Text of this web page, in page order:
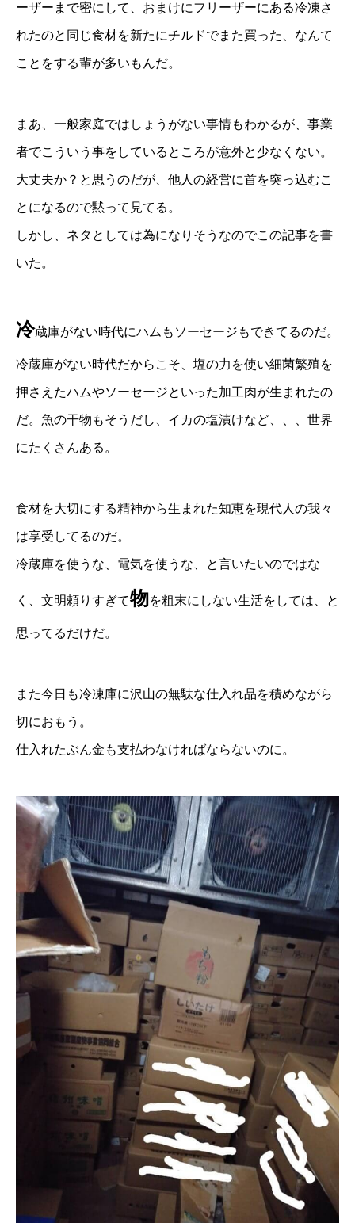
ーザーまで密にして、おまけにフリーザーにある冷凍さ
れたのと同じ食材を新たにチルドでまた買った、なんて
ことをする輩が多いもんだ。
まあ、一般家庭ではしょうがない事情もわかるが、事業
者でこういう事をしているところが意外と少なくない。
大丈夫か？と思うのだが、他人の経営に首を突っ込むこ
とになるので黙って見てる。
しかし、ネタとしては為になりそうなのでこの記事を書
いた。
冷蔵庫がない時代にハムもソーセージもできてるのだ。
冷蔵庫がない時代だからこそ、塩の力を使い細菌繁殖を
押さえたハムやソーセージといった加工肉が生まれたの
だ。魚の干物もそうだし、イカの塩漬けなど、、、世界
にたくさんある。
食材を大切にする精神から生まれた知恵を現代人の我々
は享受してるのだ。
冷蔵庫を使うな、電気を使うな、と言いたいのではな
く、文明頼りすぎて物を粗末にしない生活をしては、と
思ってるだけだ。
また今日も冷凍庫に沢山の無駄な仕入れ品を積めながら
切におもう。
仕入れたぶん金も支払わなければならないのに。